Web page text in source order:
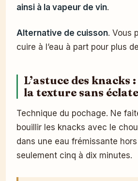
ainsi à la vapeur de vin.
Alternative de cuisson. Vous
cuire à l’eau à part pour plus
L’astuce des knacks
la texture sans
Technique du pochage. Ne
bouillir les knacks avec le
dans une eau frémissante
seulement cinq à dix minutes.